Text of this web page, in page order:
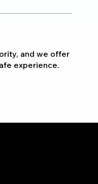
and we offer
experience.